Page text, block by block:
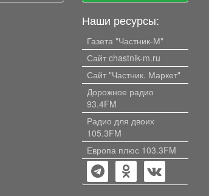
Наши ресурсы:
Газета "Частник-М"
Сайт chastnik-m.ru
Сайт "Частник. Маркет"
Дорожное радио
93.4FM
Радио для двоих
105.3FM
Европа плюс 103.3FM